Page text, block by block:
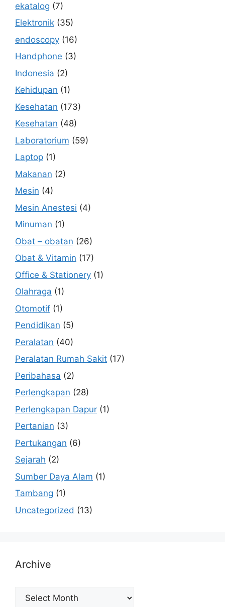
ekatalog (7)
Elektronik (35)
endoscopy (16)
Handphone (3)
Indonesia (2)
Kehidupan (1)
Kesehatan (173)
Kesehatan (48)
Laboratorium (59)
Laptop (1)
Makanan (2)
Mesin (4)
Mesin Anestesi (4)
Minuman (1)
Obat – obatan (26)
Obat & Vitamin (17)
Office & Stationery (1)
Olahraga (1)
Otomotif (1)
Pendidikan (5)
Peralatan (40)
Peralatan Rumah Sakit (17)
Peribahasa (2)
Perlengkapan (28)
Perlengkapan Dapur (1)
Pertanian (3)
Pertukangan (6)
Sejarah (2)
Sumber Daya Alam (1)
Tambang (1)
Uncategorized (13)
Archive
Archive